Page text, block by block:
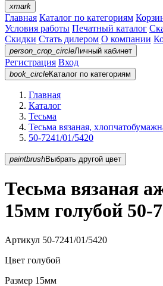
xmark
Главная Каталог по категориям
Условия работы Печатный каталог
Скидки Стать дилером О компании
person_crop_circleЛичный кабинет
Регистрация Вход
book_circleКаталог по категориям
Главная
Каталог
Тесьма
Тесьма вязаная,
50-7241/01/5420
paintbrush Выбрать другой цвет
Тесьма вязаная
15мм голубой 50-
Артикул 50-7241/01/5420
Цвет голубой
Размер 15мм